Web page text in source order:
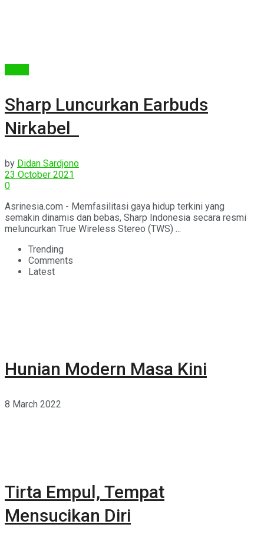
Sharp Luncurkan Earbuds
Nirkabel
by Didan Sardjono
23 October 2021
0
Asrinesia.com - Memfasilitasi gaya hidup terkini yang
semakin dinamis dan bebas, Sharp Indonesia secara resmi
meluncurkan True Wireless Stereo (TWS) ...
Trending
Comments
Latest
Hunian Modern Masa Kini
8 March 2022
Tirta Empul, Tempat
Mensucikan Diri